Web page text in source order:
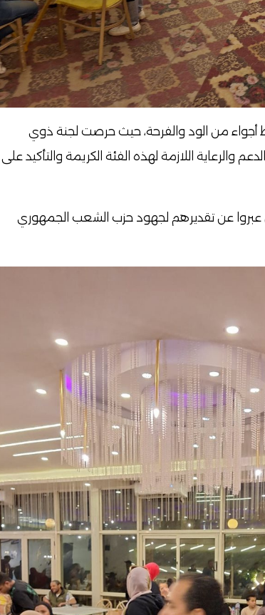
أجواء من الود والفرحة، حيث حرصت لجنة ذوي
والرعاية اللازمة لهذه الفئة الكريمة والتأكيد على
عبروا عن تقديرهم لجهود حزب الشعب الجمهوري